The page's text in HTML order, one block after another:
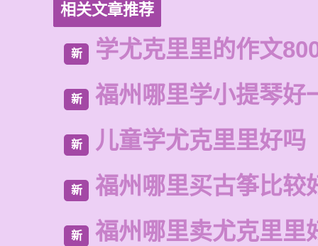
相关文章推荐
新 学尤克里里的作文
新 福州哪里学小提琴好
新 儿童学尤克里里好吗
新 福州哪里买古筝比较
新 福州哪里卖尤克里里